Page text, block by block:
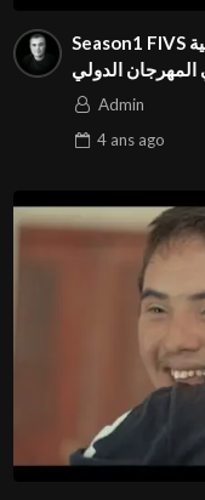
Season1 FIVS فيديو بعنوان « اقليات » للمشارك الجمعية
المهرجان الدولي
Admin
4 ansago